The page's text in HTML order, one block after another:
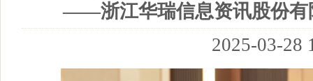
——浙江华瑞信息资讯股份有
2025-03-28